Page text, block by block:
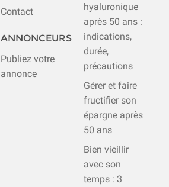
Contact
ANNONCEURS
Publiez votre
annonce
hyaluronique
après 50 ans :
indications,
durée,
précautions
Gérer et faire
fructifier son
épargne après
50 ans
Bien vieillir
avec son
temps : 3